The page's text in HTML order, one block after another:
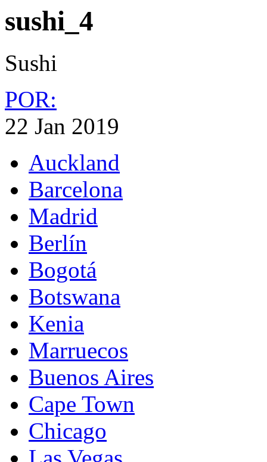
sushi_4
Sushi
POR:
22 Jan 2019
Auckland
Barcelona
Madrid
Berlín
Bogotá
Botswana
Kenia
Marruecos
Buenos Aires
Cape Town
Chicago